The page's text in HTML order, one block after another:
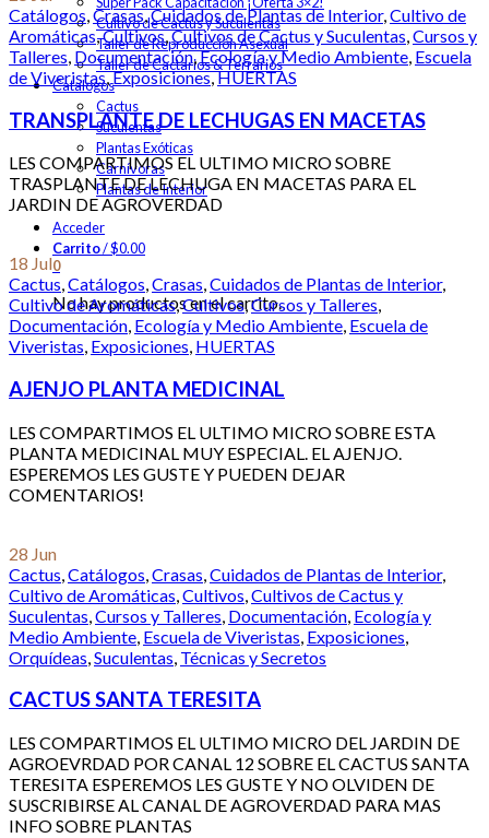
Cultivo de Cactus y Suculentas
Taller de Reproducción Asexual
Taller de Cactarios & Terrarios
Catalogos
Cactus
Suculentas
Plantas Exóticas
Carnívoras
Plantas de Interior
Acceder
Carrito/$0.00
0
No hay productos en el carrito.
Catálogos,Crasas,Cuidados de Plantas de Interior,Cultivo de
Aromáticas,Cultivos,Cultivos de Cactus y Suculentas,Cursos y
Talleres, Documentación,Ecología y Medio Ambiente, Escuela
de Viveristas,Exposiciones,HUERTAS
TRANSPLANTE DE LECHUGAS EN MACETAS
LES COMPARTIMOS EL ULTIMO MICRO SOBRE
TRASPLANTE DE LECHUGA EN MACETAS PARA EL
JARDIN DE AGROVERDAD
18 Jul
Cactus,Catálogos,Crasas,Cuidados de Plantas de Interior,
Cultivo de Aromáticas,Cultivos,Cursos y Talleres,
Documentación, Ecología y Medio Ambiente, Escuela de
Viveristas, Exposiciones, HUERTAS
AJENJO PLANTA MEDICINAL
LES COMPARTIMOS EL ULTIMO MICRO SOBRE ESTA
PLANTA MEDICINAL MUY ESPECIAL. EL AJENJO.
ESPEREMOS LES GUSTE Y PUEDEN DEJAR
COMENTARIOS!
28 Jun
Cactus Catálogos Crasas Cuidados de Plantas de Interior,
Cultivo de Aromáticas Cultivos Cultivos de Cactus y
Suculentas Cursos y Talleres Documentación Ecología y
Medio Ambiente Escuela de Viveristas Exposiciones
Orquídeas Suculentas Técnicas y Secretos
CACTUS SANTA TERESITA
LES COMPARTIMOS EL ULTIMO MICRO DEL JARDIN DE
AGROEVRDAD POR CANAL 12 SOBRE EL CACTUS SANTA
TERESITA ESPEREMOS LES GUSTE Y NO OLVIDEN DE
SUSCRIBIRSE AL CANAL DE AGROVERDAD PARA MAS
INFO SOBRE PLANTAS